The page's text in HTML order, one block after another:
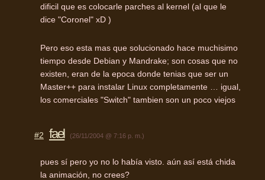
dificil que es colocarle parches al kernel (al que le
dice "Coronel" xD )
Pero eso esta mas que solucionado hace muchisimo
tiempo desde Debian y Mandrake; son cosas que no
existen, eran de la epoca donde tenias que ser un
Master++ para instalar Linux completamente … igual,
los comerciales "Switch" tambien son un poco viejos
#2 fael (26/11/2004 @ 7:16 p. m.)
pues sí pero yo no lo había visto. aún así está chida
la animación, no crees?